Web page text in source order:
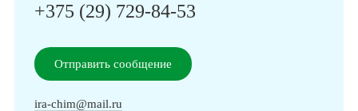
+375 (29) 729-84-53
Отправить сообщение
ira-chim@mail.ru